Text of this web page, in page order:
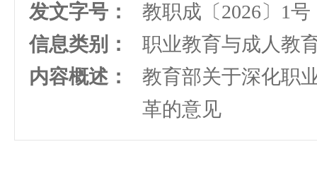
发文字号：
教职成〔2026〕1号
信息类别：
职业教育与成人教
内容概述：
教育部关于深化职
革的意见